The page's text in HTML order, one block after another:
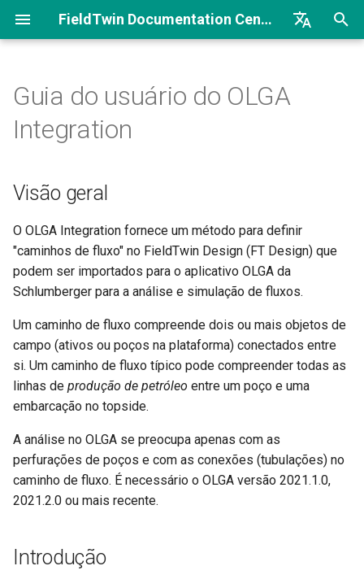
FieldTwin Documentation Center
Brazilian Portuguese
c
a
l
z
a
n
o
a
p
e
q
Bem-vindo
Arquitetura
Biblioteca de ativos
Ferramenta de Animação de
Câmera
Connection Designer
Perfil da Conexão
Connection Types (Tipos de
Módulo de custos
Menu Create (Criar)
O Dashboard (Painel)
Introdução
Licença de campo e parceiro
Integrations (Integrações)
Metadados
(Configurações de objeto)
User Roles (Funções do
usuário)
Workflow
Sobre
Introdução
Metadados e Collaborate
Fluxo de processos
Segurança
About (Sobre)
Visão geral
Definir metadados para
conexões e poços
Vincular ativos a poços
Vincular árvore de Natal a
Vincular um modelo aos
poços
Definir rotas através de
Usar a integração
Busca de caminho de fluxo
Salvar e cortar um caminho
de fluxo
Bem-vindo ao portal do
desenvolvedor do FieldTwin
Guia do usuário do OLGA
Integration
Visão geral
O OLGA Integration fornece um método para definir
"caminhos de fluxo" no FieldTwin Design (FT Design) que
podem ser importados para o aplicativo OLGA da
Schlumberger para a análise e simulação de fluxos.
Um caminho de fluxo compreende dois ou mais objetos de
campo (ativos ou poços na plataforma) conectados entre
si. Um caminho de fluxo típico pode compreender todas as
linhas de produção de petróleo entre um poço e uma
embarcação no topside.
A análise no OLGA se preocupa apenas com as
perfurações de poços e com as conexões (tubulações) no
caminho de fluxo. É necessário o OLGA versão 2021.1.0,
2021.2.0 ou mais recente.
Introdução